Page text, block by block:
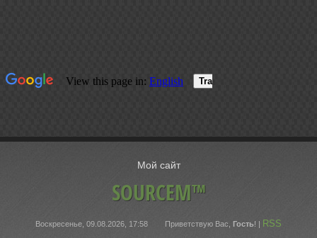
Мой сайт
SOURCEM™
Воскресенье, 09.08.2026, 17:58 Приветствую Вас Гость! | RSS